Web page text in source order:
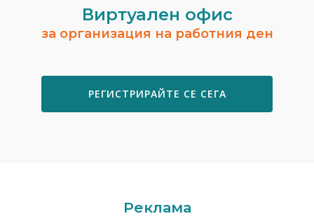
Виртуален офис
за организация на работния ден
РЕГИСТРИРАЙТЕ СЕ СЕГА
Реклама